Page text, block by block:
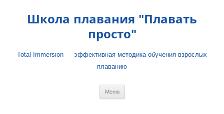
Школа плавания "Плавать
просто"
Total Immersion — эффективная методика обучения взрослых
плаванию
Меню